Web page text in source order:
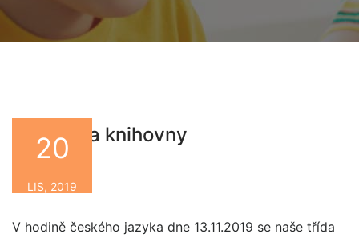
Návštěva knihovny
20
LIS, 2019
V hodině českého jazyka dne 13.11.2019 se naše třída